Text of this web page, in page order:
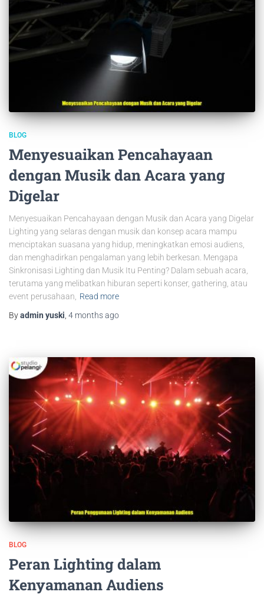
BLOG
Menyesuaikan Pencahayaan
dengan Musik dan Acara yang
Digelar
Menyesuaikan Pencahayaan dengan Musik dan Acara yang Digelar
Lighting yang selaras dengan musik dan konsep acara mampu
menciptakan suasana yang hidup, meningkatkan emosi audiens,
dan menghadirkan pengalaman yang lebih berkesan. Mengapa
Sinkronisasi Lighting dan Musik Itu Penting? Dalam sebuah acara,
terutama yang melibatkan hiburan seperti konser, gathering, atau
event perusahaan,
Read more
Byadmin yuski 4 monthsago
BLOG
Peran Lighting dalam
Kenyamanan Audiens